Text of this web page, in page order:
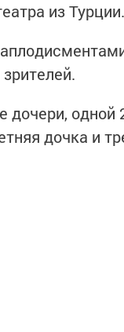
из Турции.
одной
дочка и